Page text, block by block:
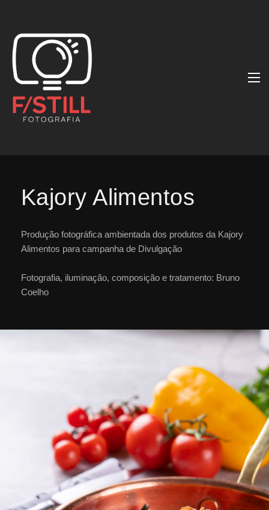
Kajory Alimentos
Produção fotográfica ambientada dos produtos da Kajory
Alimentos para campanha de Divulgação
Fotografia, iluminação, composição e tratamento: Bruno
Coelho